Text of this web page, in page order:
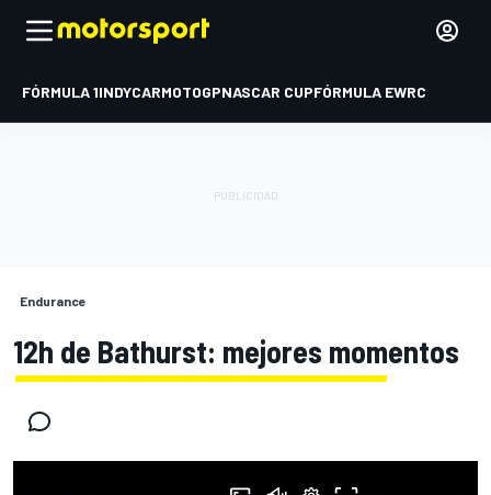
FÓRMULA 1INDYCARMOTOGPNASCAR CUPFÓRMULA EWRC
Endurance
12h de Bathurst: mejores momentos